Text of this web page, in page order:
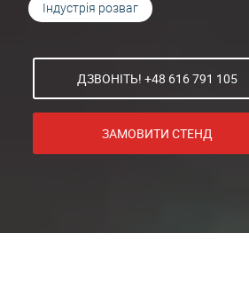
Індустрія розваг
ДЗВОНІТЬ! +48 616 791 105
ЗАМОВИТИ СТЕНД